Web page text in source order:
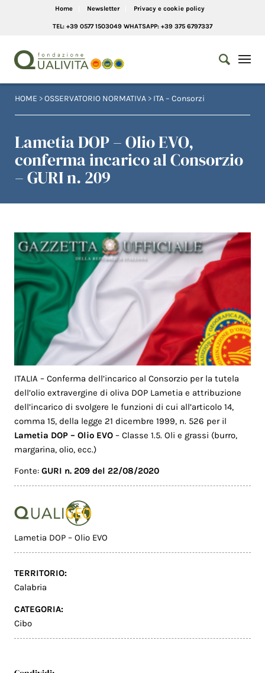
Home Newsletter Privacy e cookie policy
TEL: +39 0577 1503049 WHATSAPP: +39 375 6797337
HOME >OSSERVATORIO NORMATIVA > ITA – Consorzi
Lametia DOP – Olio EVO,
conferma incarico al Consorzio
– GURI n. 209
ITALIA – Conferma dell’incarico al Consorzio per la tutela
dell’olio extravergine di oliva DOP Lametia e attribuzione
dell’incarico di svolgere le funzioni di cui all’articolo 14,
comma 15, della legge 21 dicembre 1999, n. 526 per il
Lametia DOP – Olio EVO – Classe 1.5. Oli e grassi (burro,
margarina, olio, ecc.)
Fonte:GURI n. 209 del 22/08/2020
Lametia DOP – Olio EVO
TERRITORIO:
Calabria
CATEGORIA:
Cibo